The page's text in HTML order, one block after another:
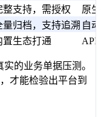
整支持，需授权
原
量归档，支持追溯 自
置生态打通 API
的业务单据压测。
才能检验出平台到